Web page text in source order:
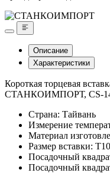
Описание
Характеристики
Короткая торцевая
СТАНКОИМПОРТ, CS-
Страна: Тайвань
Измерение
Материал
Размер вставки: T10
Посадочный
Посадочный